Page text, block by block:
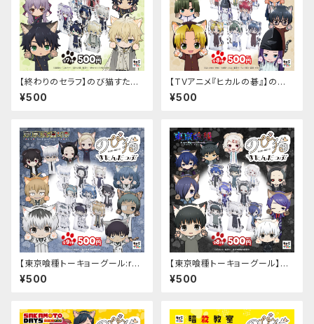
【終わりのセラフ】のび猫すたん
だっぷ
¥500
【TVアニメ『ヒカルの碁』】のび
猫すたんだっぷ
¥500
【東京喰種トーキョーグール:re】
のび猫すたんだっぷ
¥500
【東京喰種トーキョーグール】の
び猫すたんだっぷ
¥500